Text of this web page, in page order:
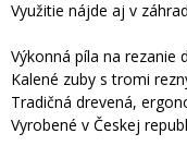
Využitie nájde aj v
Výkonná píla na rezanie
Kalené zuby s tromi
Tradičná drevená,
Vyrobené v Českej